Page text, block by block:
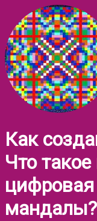
Как
Что
цифровая
мандалы?